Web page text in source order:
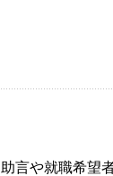
言や就職希望